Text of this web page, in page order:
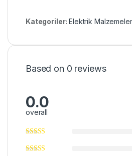
Kategoriler:Elektrik
Based on 0 reviews
0.0
overall